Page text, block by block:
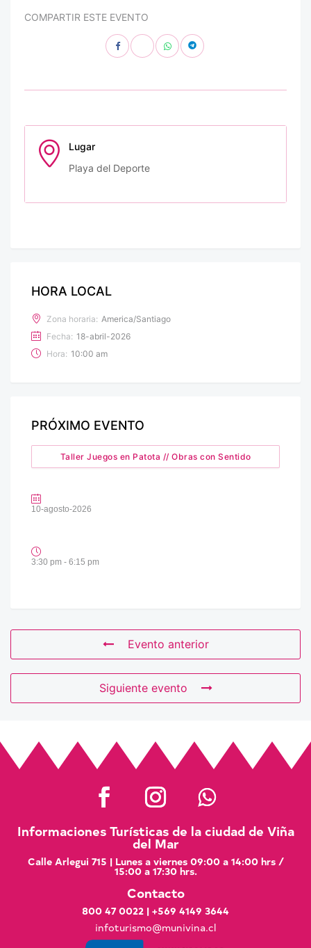
COMPARTIR ESTE EVENTO
Lugar
Playa del Deporte
HORA LOCAL
Zona horaria: America/Santiago
Fecha: 18-abril-2026
Hora: 10:00 am
PRÓXIMO EVENTO
Taller Juegos en Patota // Obras con Sentido
10-agosto-2026
3:30 pm - 6:15 pm
Evento anterior
Siguiente evento
Informaciones Turísticas de la ciudad de Viña
del Mar
Calle Arlegui 715 | Lunes a viernes 09:00 a 14:00 hrs /
15:00 a 17:30 hrs.
Contacto
800 47 0022 | +569 4149 3644
infoturismo@munivina.cl